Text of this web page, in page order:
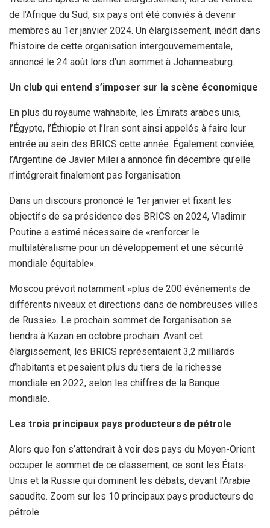
de l’Afrique du Sud, six pays ont été conviés à devenir
membres au 1er janvier 2024. Un élargissement, inédit dans
l’histoire de cette organisation intergouvernementale,
annoncé le 24 août lors d’un sommet à Johannesburg.
Un club qui entend s’imposer sur la scène économique
En plus du royaume wahhabite, les Émirats arabes unis,
l’Égypte, l’Éthiopie et l’Iran sont ainsi appelés à faire leur
entrée au sein des BRICS cette année. Également conviée,
l’Argentine de Javier Milei a annoncé fin décembre qu’elle
n’intégrerait finalement pas l’organisation.
Dans un discours prononcé le 1er janvier et fixant les
objectifs de sa présidence des BRICS en 2024, Vladimir
Poutine a estimé nécessaire de «renforcer le
multilatéralisme pour un développement et une sécurité
mondiale équitable».
Moscou prévoit notamment «plus de 200 événements de
différents niveaux et directions dans de nombreuses villes
de Russie». Le prochain sommet de l’organisation se
tiendra à Kazan en octobre prochain. Avant cet
élargissement, les BRICS représentaient 3,2 milliards
d’habitants et pesaient plus du tiers de la richesse
mondiale en 2022, selon les chiffres de la Banque
mondiale.
Les trois principaux pays producteurs de pétrole
Alors que l’on s’attendrait à voir des pays du Moyen-Orient
occuper le sommet de ce classement, ce sont les États-
Unis et la Russie qui dominent les débats, devant l’Arabie
saoudite. Zoom sur les 10 principaux pays producteurs de
pétrole.